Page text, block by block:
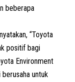
beberapa
“Toyota
positif bagi
Environment
untuk